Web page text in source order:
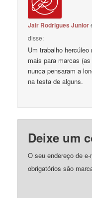
Jair Rodrigues Junior
disse:
Um trabalho
mais para marcas
nunca pensaram a
na testa de alguns.
Deixe um
O seu endereço de
obrigatórios são